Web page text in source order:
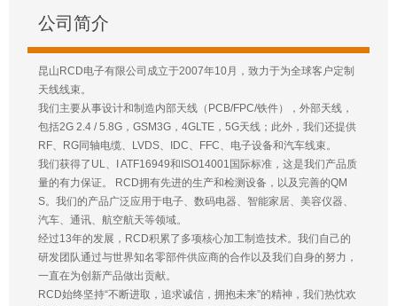
公司简介
昆山RCD电子有限公司成立于2007年10月，致力于为全球客户定制
天线线束。
我们主要从事设计和制造内部天线（PCB/FPC/铁件），外部天线，
包括2G 2.4 / 5.8G，GSM3G，4GLTE，5G天线；此外，我们还提供
RF、RG同轴电缆、LVDS、IDC、FFC、电子设备和汽车线束。
我们获得了UL、I ATF16949和ISO14001国际标准，这是我们产品质
量的有力保证。 RCD拥有先进的生产和检测设备，以及完善的QM
S。我们的产品广泛应用于电子、数码电器、智能家居、美容仪器、
汽车、通讯、航空航天等领域。
经过13年的发展，RCD积累了多项核心加工制造技术。我们自己的
研发团队通过与世界知名零部件供应商的合作以及我们自身的努力，
一直在为创新产品做出贡献。
RCD始终坚持“不断进取，追求诚信，拥抱未来”的精神，我们热忱欢